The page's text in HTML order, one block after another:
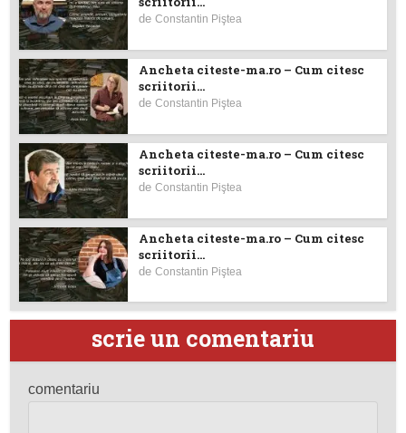
deConstantin Piştea
Ancheta citeste-ma.ro – Cum citesc
scriitorii...
deConstantin Piştea
Ancheta citeste-ma.ro – Cum citesc
scriitorii...
deConstantin Piştea
Ancheta citeste-ma.ro – Cum citesc
scriitorii...
deConstantin Piştea
scrie un comentariu
comentariu